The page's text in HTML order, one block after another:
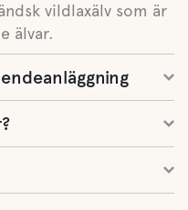
vildlaxälv som är
älvar.